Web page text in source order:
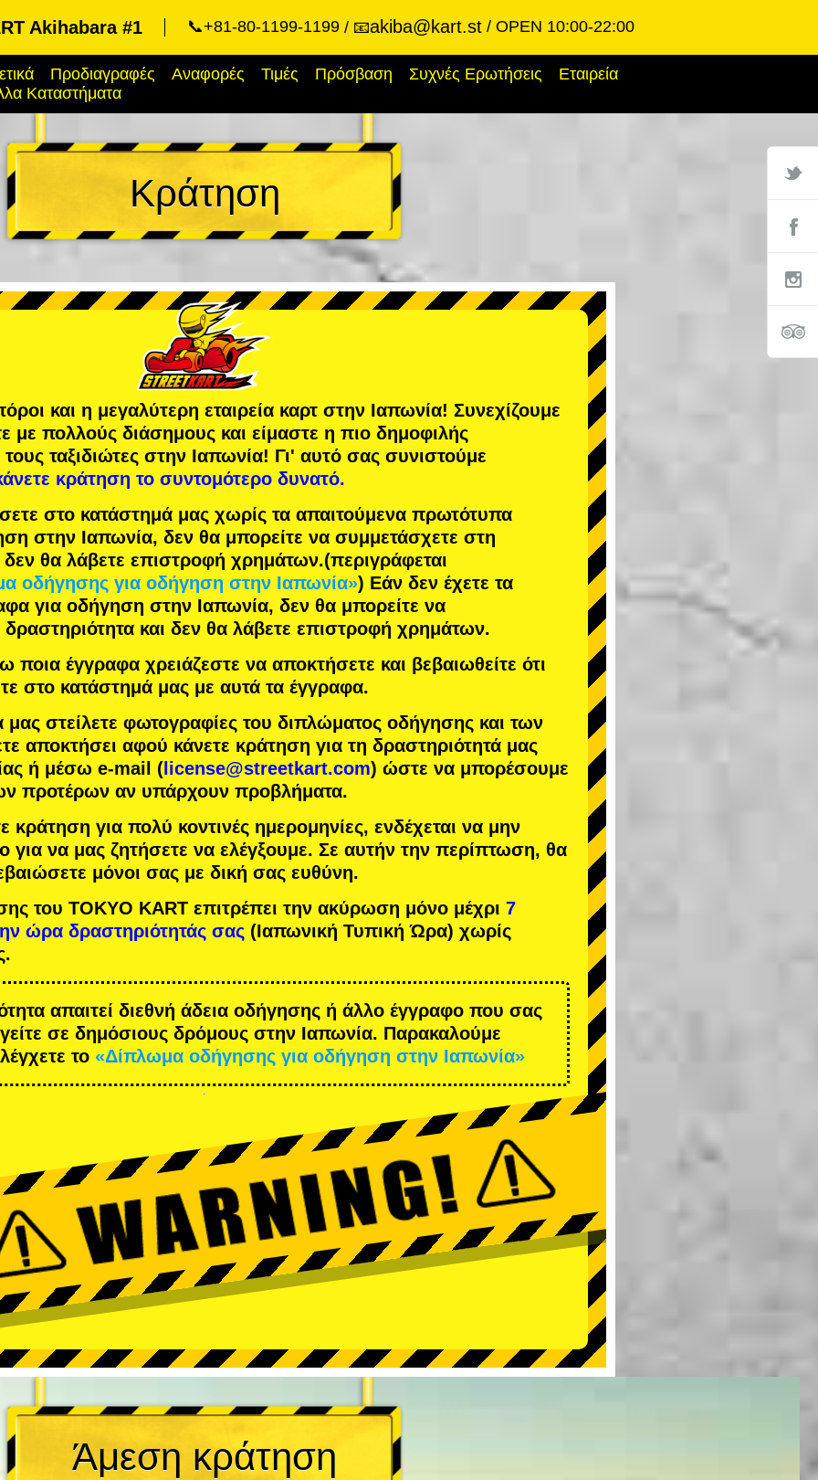
Akihabara #1 📞+81-80-1199-1199 📧akiba@kart.st OPEN 10:00-22:00
Προδιαγραφές Αναφορές Τιμές Πρόσβαση Συχνές Ερωτήσεις
Εταιρεία
Καταστήματα
Κράτηση
και η μεγαλύτερη εταιρεία καρτ στην Ιαπωνία! Συνεχίζουμε
με πολλούς διάσημους και είμαστε η πιο δημοφιλής
ταξιδιώτες στην Ιαπωνία! Γι' αυτό σας συνιστούμε
κράτηση το συντομότερο δυνατό.
στο κατάστημά μας χωρίς τα απαιτούμενα πρωτότυπα
στην Ιαπωνία, δεν θα μπορείτε να συμμετάσχετε στη
δεν θα λάβετε επιστροφή χρημάτων.(περιγράφεται
οδήγησης για οδήγηση στην Ιαπωνία») Εάν δεν έχετε τα
για οδήγηση στην Ιαπωνία, δεν θα μπορείτε να
και δεν θα λάβετε επιστροφή χρημάτων.
ποια έγγραφα χρειάζεστε να αποκτήσετε και βεβαιωθείτε ότι
στο κατάστημά μας με αυτά τα έγγραφα.
μας στείλετε φωτογραφίες του διπλώματος οδήγησης και των
αποκτήσει αφού κάνετε κράτηση για τη δραστηριότητά μας
ή μέσω e-mail ( license@streetkart.com) ώστε να μπορέσουμε
προτέρων αν υπάρχουν προβλήματα.
κράτηση για πολύ κοντινές ημερομηνίες, ενδέχεται να μην
για να μας ζητήσετε να ελέγξουμε. Σε αυτήν την περίπτωση, θα
μόνοι σας με δική σας ευθύνη.
του TOKYO KART επιτρέπει την ακύρωση μόνο μέχρι 7
ώρα δραστηριότητάς σας (Ιαπωνική Τυπική Ώρα) χωρίς
απαιτεί διεθνή άδεια οδήγησης ή άλλο έγγραφο που σας
σε δημόσιους δρόμους στην Ιαπωνία. Παρακαλούμε
το «Δίπλωμα οδήγησης για οδήγηση στην Ιαπωνία»
Άμεση κράτηση